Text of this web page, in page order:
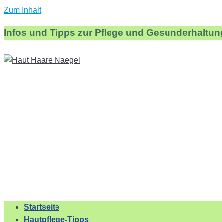
Zum Inhalt
Infos und Tipps zur Pflege und
Startseite
Hautpflege-Tipps